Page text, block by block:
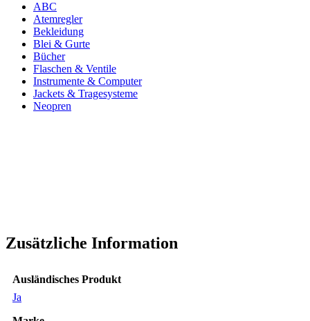
ABC
Atemregler
Bekleidung
Blei & Gurte
Bücher
Flaschen & Ventile
Instrumente & Computer
Jackets & Tragesysteme
Neopren
Zusätzliche Information
Ausländisches Produkt
Ja